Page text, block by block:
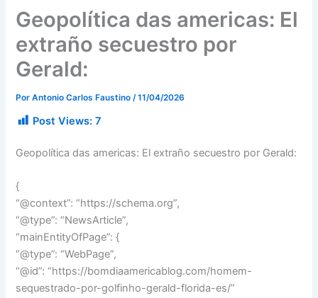
Geopolítica das americas: El
extraño secuestro por
Gerald:
PorAntonio Carlos Faustino /11/04/2026
Post Views: 7
Geopolítica das americas: El extraño secuestro por Gerald:
{
“@context”: “https://schema.org”,
“@type”: “NewsArticle”,
“mainEntityOfPage”: {
“@type”: “WebPage”,
“@id”: “https://bomdiaamericablog.com/homem-
sequestrado-por-golfinho-gerald-florida-es/”